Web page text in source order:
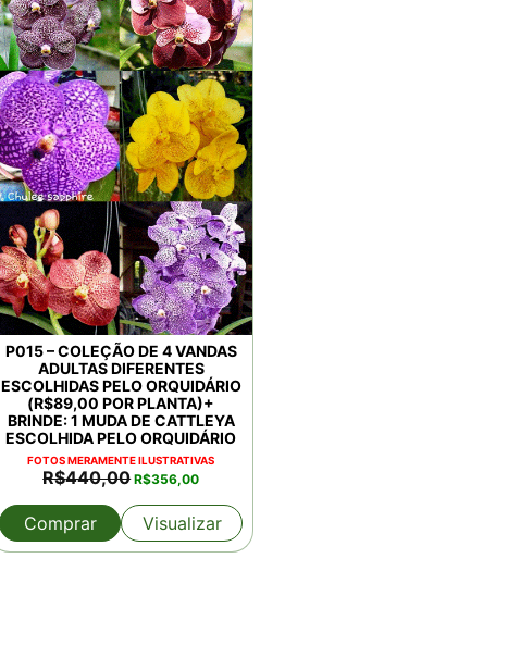
P015 – COLEÇÃO DE 4 VANDAS
ADULTAS DIFERENTES
ESCOLHIDAS PELO ORQUIDÁRIO
(R$89,00 POR PLANTA)+
BRINDE: 1 MUDA DE CATTLEYA
ESCOLHIDA PELO ORQUIDÁRIO
FOTOS MERAMENTE ILUSTRATIVAS
R$440,00O
preço
original
era:
R$440,00.
R$356,00O
atual
é:
R$356,00.
Comprar Visualizar